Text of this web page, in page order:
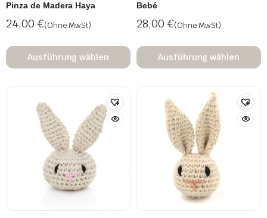
Pinza de Madera Haya
24,00 €(Ohne MwSt)
Ausführung wählen
Bebé
28,00 €(Ohne MwSt)
Ausführung wählen